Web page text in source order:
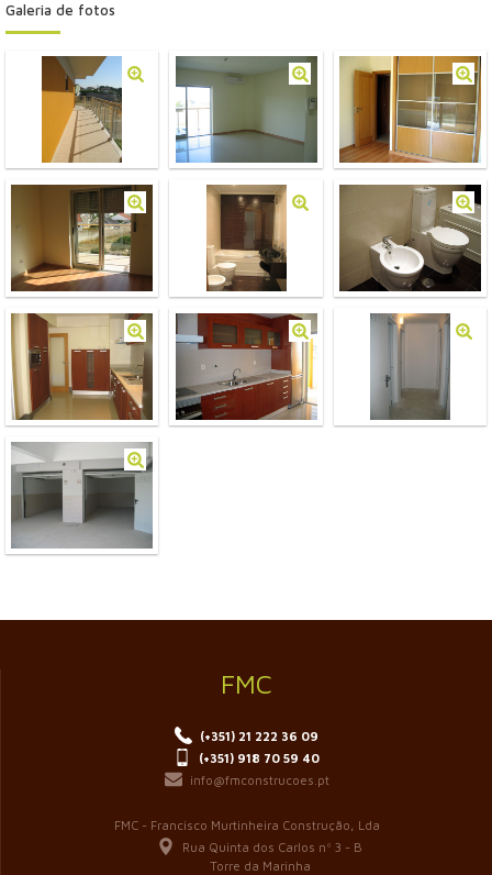
Galeria de fotos
FMC
(+351) 21 222 36 09
(+351) 918 70 59 40
info@fmconstrucoes.pt
FMC - Francisco Murtinheira Construção, Lda
Rua Quinta dos Carlos nº 3 - B
Torre da Marinha